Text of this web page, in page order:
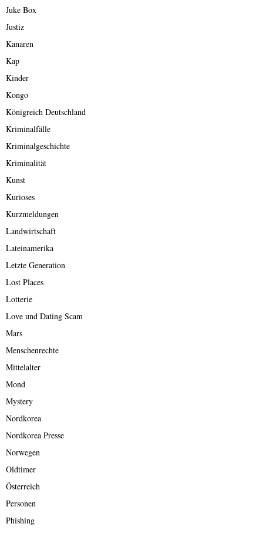
Juke Box
Justiz
Kanaren
Kap
Kinder
Kongo
Königreich Deutschland
Kriminalfälle
Kriminalgeschichte
Kriminalität
Kunst
Kurioses
Kurzmeldungen
Landwirtschaft
Lateinamerika
Letzte Generation
Lost Places
Lotterie
Love und Dating Scam
Mars
Menschenrechte
Mittelalter
Mond
Mystery
Nordkorea
Nordkorea Presse
Norwegen
Oldtimer
Österreich
Personen
Phishing